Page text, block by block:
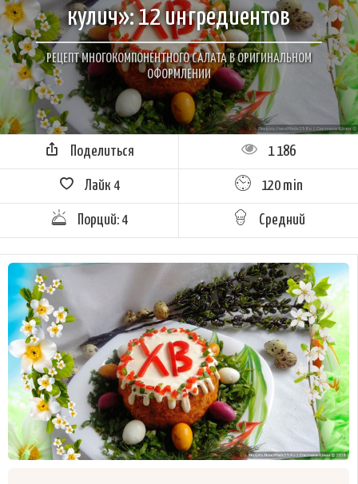
кулич»: 12 ингредиентов
РЕЦЕПТ МНОГОКОМПОНЕНТНОГО САЛАТА В ОРИГИНАЛЬНОМ
ОФОРМЛЕНИИ
Поделиться 1 186
Лайк 4 120 min
Порций: 4 Средний